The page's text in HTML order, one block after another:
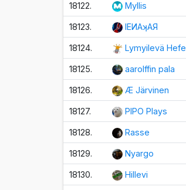
18122. Myllis
18123. IЕИАʞАЯ
18124. Lymyilevä Hefe
18125. aarolffin pala
18126. Æ Järvinen
18127. PIPO Plays
18128. Rasse
18129. Nyargo
18130. Hillevi